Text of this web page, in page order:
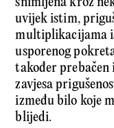
uvijek istim,
multiplikacijama
usporenog
također
zavjesa
između bilo koje
blijedi.